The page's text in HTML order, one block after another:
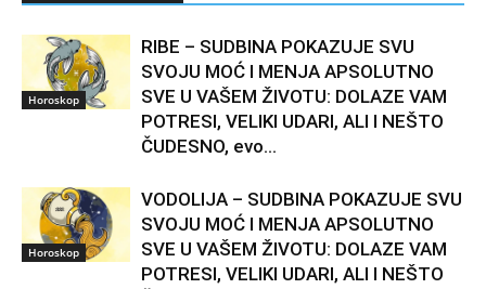
Horoskop
RIBE – SUDBINA POKAZUJE SVU
SVOJU MOĆ I MENJA APSOLUTNO
SVE U VAŠEM ŽIVOTU: DOLAZE VAM
POTRESI, VELIKI UDARI, ALI I NEŠTO
ČUDESNO, evo...
Horoskop
VODOLIJA – SUDBINA POKAZUJE SVU
SVOJU MOĆ I MENJA APSOLUTNO
SVE U VAŠEM ŽIVOTU: DOLAZE VAM
POTRESI, VELIKI UDARI, ALI I NEŠTO